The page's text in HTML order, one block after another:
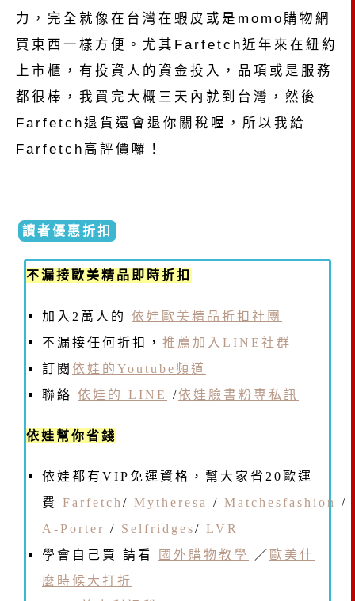
力，完全就像在台灣在蝦皮或是momo購物網
買東西一樣方便。尤其Farfetch近年來在紐約
上市櫃，有投資人的資金投入，品項或是服務
都很棒，我買完大概三天內就到台灣，然後
Farfetch退貨還會退你關稅喔，所以我給
Farfetch高評價囉！
讀者優惠折扣
不漏接歐美精品即時折扣
加入2萬人的 依娃歐美精品折扣社團
不漏接任何折扣， 推薦加入LINE社群
訂閱 依娃的Youtube頻道
聯絡 依娃的 LINE /依娃臉書粉專私訊
依娃幫你省錢
依娃都有VIP免運資格，幫大家省20歐運
費 Farfetch / Mytheresa / Matchesfashion /
A-Porter / Selfridges/ LVR
學會自己買 請看
國外購物教學 ／ 歐美什
麼時候大打折